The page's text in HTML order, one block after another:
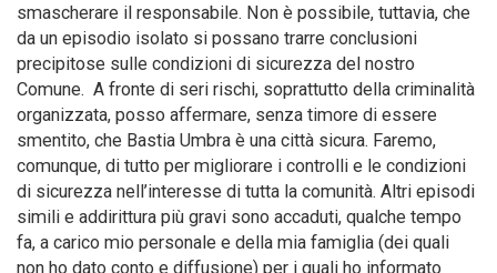
smascherare il responsabile. Non è possibile, tuttavia, che
da un episodio isolato si possano trarre conclusioni
precipitose sulle condizioni di sicurezza del nostro
Comune. A fronte di seri rischi, soprattutto della criminalità
organizzata, posso affermare, senza timore di essere
smentito, che Bastia Umbra è una città sicura. Faremo,
comunque, di tutto per migliorare i controlli e le condizioni
di sicurezza nell’interesse di tutta la comunità. Altri episodi
simili e addirittura più gravi sono accaduti, qualche tempo
fa, a carico mio personale e della mia famiglia (dei quali
non ho dato conto e diffusione) per i quali ho informato